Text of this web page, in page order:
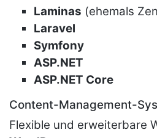
Laminas (ehemals
Laravel
Symfony
ASP.NET
ASP.NET Core
Content-Management-
Flexible und erweiterbare